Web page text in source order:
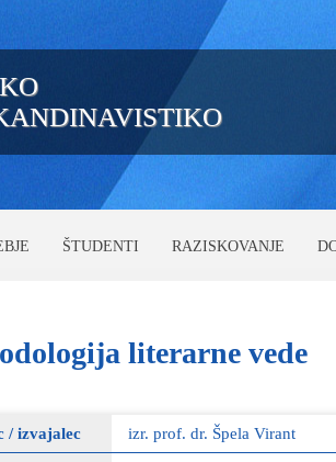
ŠTUDENTI RAZISKOVANJE
literarne vede
/ izvajalec izr. prof. dr. Špela Virant